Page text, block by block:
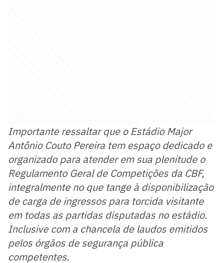
Importante ressaltar que o Estádio Major
Antônio Couto Pereira tem espaço dedicado e
organizado para atender em sua plenitude o
Regulamento Geral de Competições da CBF,
integralmente no que tange à disponibilização
de carga de ingressos para torcida visitante
em todas as partidas disputadas no estádio.
Inclusive com a chancela de laudos emitidos
pelos órgãos de segurança pública
competentes.